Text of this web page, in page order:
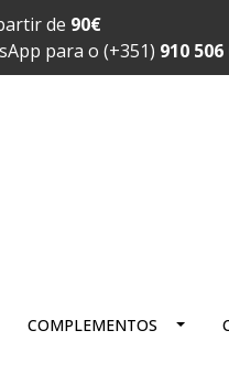
de 90€
para o (+351) 910 506
COMPLEMENTOS